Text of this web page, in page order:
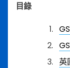
目錄
英